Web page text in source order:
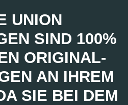
UNION
SIND 100%
ORIGINAL-
AN IHREM
SIE BEI DEM